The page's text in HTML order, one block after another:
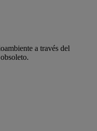
a través del